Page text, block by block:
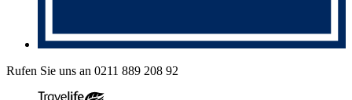
Rufen Sie uns an 0211 889 208 92